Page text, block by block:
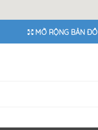
MỞ RỘNG BẢN ĐỒ